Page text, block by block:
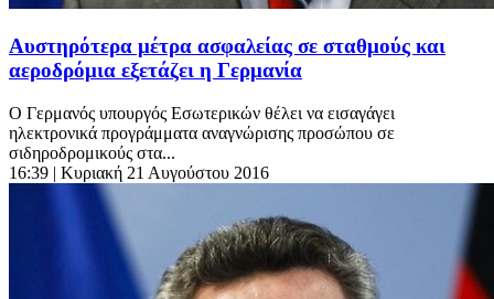
Αυστηρότερα μέτρα ασφαλείας σε σταθμούς και
αεροδρόμια εξετάζει η Γερμανία
Ο Γερμανός υπουργός Εσωτερικών θέλει να εισαγάγει
ηλεκτρονικά προγράμματα αναγνώρισης προσώπου σε
σιδηροδρομικούς στα...
16:39 | Κυριακή 21 Αυγούστου 2016